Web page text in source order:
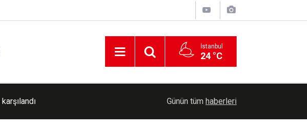
İstanbul
24 °C
Kayseri'de uyuşturucu operasyonunda 5
Günün tüm haberleri